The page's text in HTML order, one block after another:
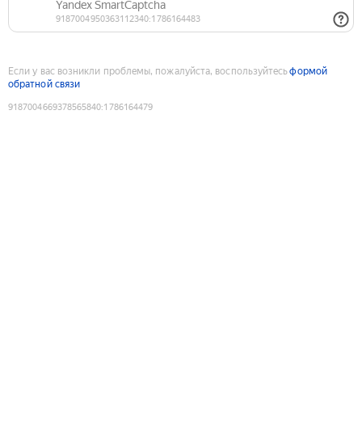
Если у вас возникли проблемы, пожалуйста, воспользуйтесьформой
обратной связи
9187004669378565840:1786164479